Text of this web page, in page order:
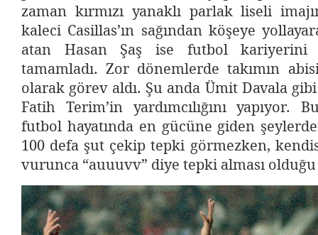
zaman kırmızı yanaklı parlak liseli
kaleci Casillas’ın sağından köşeye
atan Hasan Şaş ise futbol kariyerini
tamamladı. Zor dönemlerde takımın
olarak görev aldı. Şu anda Ümit Davala gibi
Fatih Terim’in yardımcılığını yapıyor.
futbol hayatında en gücüne giden
100 defa şut çekip tepki görmezken,
vurunca “auuuvv” diye tepki alması